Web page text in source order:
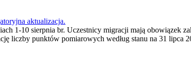
aktualizacja.
1-10 sierpnia br. Uczestnicy migracji mają obowiązek
liczby punktów pomiarowych według stanu na 31